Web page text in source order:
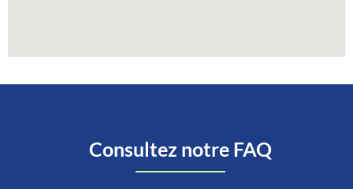
Consultez notre FAQ